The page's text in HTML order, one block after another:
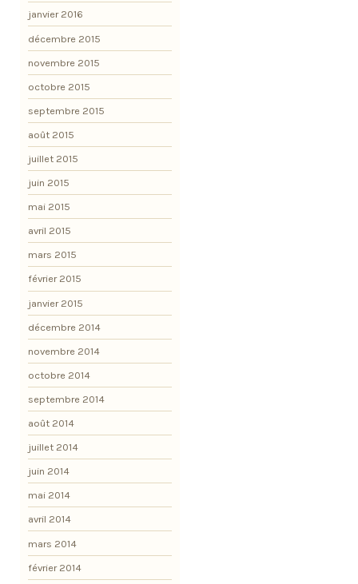
janvier 2016
décembre 2015
novembre 2015
octobre 2015
septembre 2015
août 2015
juillet 2015
juin 2015
mai 2015
avril 2015
mars 2015
février 2015
janvier 2015
décembre 2014
novembre 2014
octobre 2014
septembre 2014
août 2014
juillet 2014
juin 2014
mai 2014
avril 2014
mars 2014
février 2014